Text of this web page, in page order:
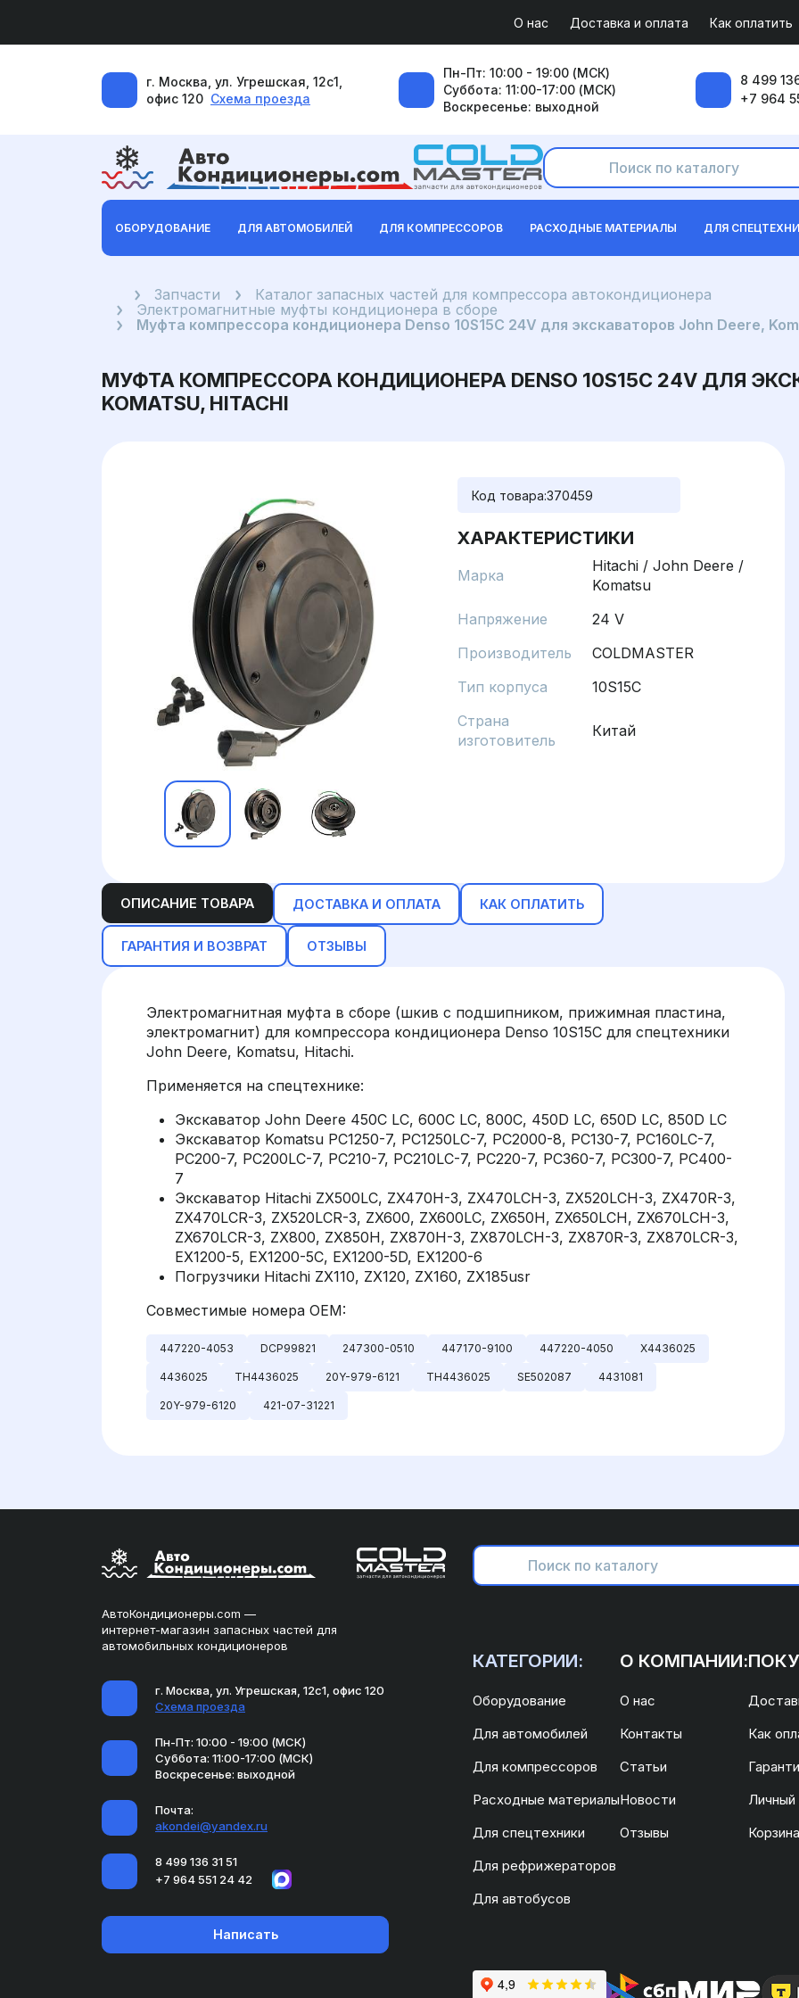
О нас Доставка и оплата Как оплатить
г. Москва, ул. Угрешская, 12с1,
офис 120 Схема проезда
Пн-Пт: 10:00 - 19:00 (МСК)
Суббота: 11:00-17:00 (МСК)
Воскресенье: выходной
8 499
+7 964
ОБОРУДОВАНИЕ ДЛЯ АВТОМОБИЛЕЙ ДЛЯ КОМПРЕССОРОВ РАСХОДНЫЕ МАТЕРИАЛЫ ДЛЯ
ГлавнаяЗапчасти
Каталог запасных частей для компрессора автокондиционера
Электромагнитные муфты кондиционера в сборе
Муфта компрессора кондиционера Denso 10S15C 24V для экскаваторов John Deere,
МУФТА КОМПРЕССОРА КОНДИЦИОНЕРА DENSO 10S15C 24V ДЛЯ
KOMATSU, HITACHI
Код товара:370459
ХАРАКТЕРИСТИКИ
Марка
Hitachi / John Deere /
Komatsu
Напряжение
24 V
Производитель
COLDMASTER
Тип корпуса
10S15C
Страна
изготовитель
Китай
ОПИСАНИЕ ТОВАРА ДОСТАВКА И ОПЛАТА КАК ОПЛАТИТЬ
ГАРАНТИЯ И ВОЗВРАТ ОТЗЫВЫ
Электромагнитная муфта в сборе (шкив с подшипником, прижимная пластина,
электромагнит) для компрессора кондиционера Denso 10S15C для спецтехники
John Deere, Komatsu, Hitachi.
Применяется на спецтехнике:
Экскаватор John Deere 450C LC, 600C LC, 800C, 450D LC, 650D LC, 850D LC
Экскаватор Komatsu PC1250-7, PC1250LC-7, PC2000-8, PC130-7, PC160LC-7,
PC200-7, PC200LC-7, PC210-7, PC210LC-7, PC220-7, PC360-7, PC300-7, PC400-
7
Экскаватор Hitachi ZX500LC, ZX470H-3, ZX470LCH-3, ZX520LCH-3, ZX470R-3,
ZX470LCR-3, ZX520LCR-3, ZX600, ZX600LC, ZX650H, ZX650LCH, ZX670LCH-3,
ZX670LCR-3, ZX800, ZX850H, ZX870H-3, ZX870LCH-3, ZX870R-3, ZX870LCR-3,
EX1200-5, EX1200-5C, EX1200-5D, EX1200-6
Погрузчики Hitachi ZX110, ZX120, ZX160, ZX185usr
Совместимые номера OEM:
447220-4053 DCP99821 247300-0510 447170-9100 447220-4050 X4436025
4436025 TH4436025 20Y-979-6121 TH4436025 SE502087 4431081
20Y-979-6120 421-07-31221
АвтоКондиционеры.com —
интернет-магазин запасных частей для
автомобильных кондиционеров
г. Москва, ул. Угрешская, 12с1, офис 120
Схема проезда
Пн-Пт: 10:00 - 19:00 (МСК)
Суббота: 11:00-17:00 (МСК)
Воскресенье: выходной
Почта:
akondei@yandex.ru
8 499 136 31 51
+7 964 551 24 42
Написать
КАТЕГОРИИ:
Оборудование
Для автомобилей
Для компрессоров
Расходные материалы
Для спецтехники
Для рефрижераторов
Для автобусов
О КОМПАНИИ:
О нас
Контакты
Статьи
Новости
Отзывы
Как
Личный
Корзина